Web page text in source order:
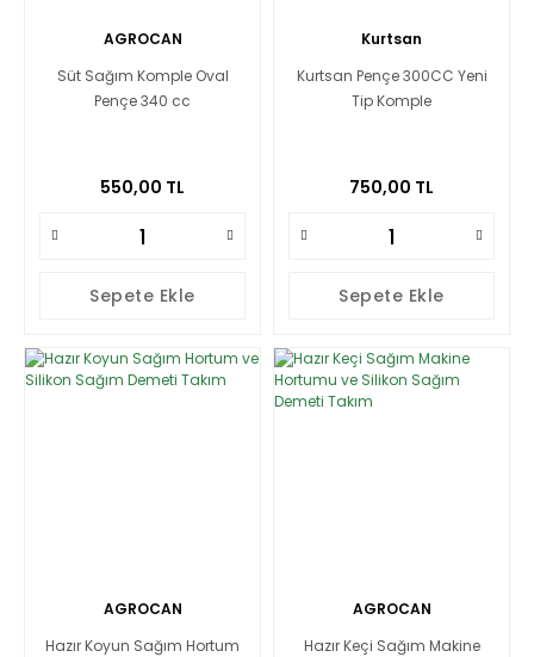
AGROCAN
Süt Sağım Komple Oval
Pençe 340 cc
550,00 TL
Sepete Ekle
Kurtsan
Kurtsan Pençe 300CC Yeni
Tip Komple
750,00 TL
Sepete Ekle
AGROCAN
Hazır Koyun Sağım Hortum
AGROCAN
Hazır Keçi Sağım Makine